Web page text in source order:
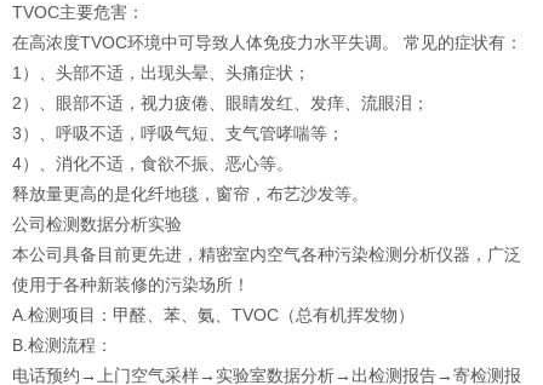
TVOC主要危害：
在高浓度TVOC环境中可导致人体免疫力水平失调。 常见的症状有：
1）、头部不适，出现头晕、头痛症状；
2）、眼部不适，视力疲倦、眼睛发红、发痒、流眼泪；
3）、呼吸不适，呼吸气短、支气管哮喘等；
4）、消化不适，食欲不振、恶心等。
释放量更高的是化纤地毯，窗帘，布艺沙发等。
公司检测数据分析实验
本公司具备目前更先进，精密室内空气各种污染检测分析仪器，广泛
使用于各种新装修的污染场所！
A.检测项目：甲醛、苯、氨、TVOC（总有机挥发物）
B.检测流程：
电话预约→上门空气采样→实验室数据分析→出检测报告→寄检测报